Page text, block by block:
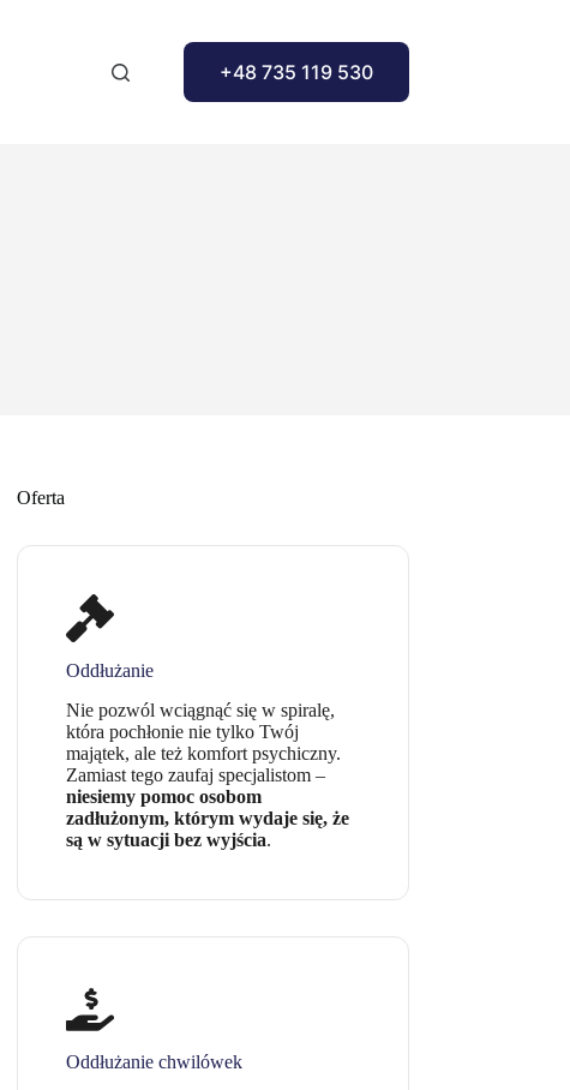
+48 735 119 530
Oferta
Oddłużanie
Nie pozwól wciągnąć się w spiralę,
która pochłonie nie tylko Twój
majątek, ale też komfort psychiczny.
Zamiast tego zaufaj specjalistom –
niesiemy pomoc osobom
zadłużonym, którym wydaje się, że
są w sytuacji bez wyjścia.
Oddłużanie chwilówek